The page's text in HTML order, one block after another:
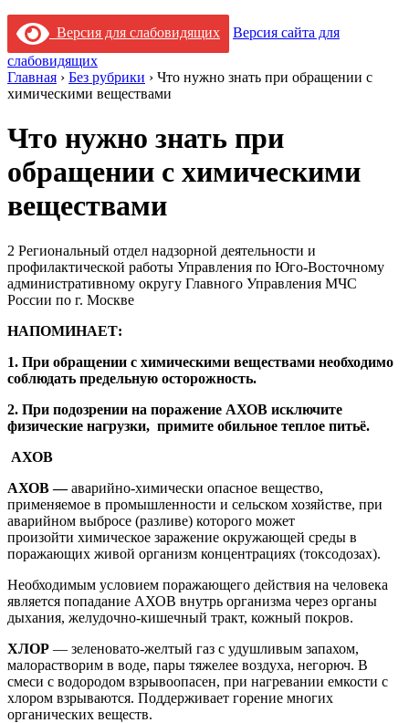
Версия для слабовидящих
Версия сайта для
слабовидящих
Главная › Без рубрики › Что нужно знать при обращении с
химическими веществами
Что нужно знать при
обращении с химическими
веществами
2 Региональный отдел надзорной деятельности и
профилактической работы Управления по Юго-Восточному
административному округу Главного Управления МЧС
России по г. Москве
НАПОМИНАЕТ:
1. При обращении с химическими веществами необходимо
соблюдать предельную осторожность.
2. При подозрении на поражение АХОВ исключите
физические нагрузки, примите обильное теплое питьё.
АХОВ
АХОВ —аварийно-химически опасное вещество,
применяемое в промышленности и сельском хозяйстве, при
аварийном выбросе (разливе) которого может
произойти химическое заражение окружающей среды в
поражающих живой организм концентрациях (токсодозах).
Необходимым условием поражающего действия на человека
является попадание АХОВ внутрь организма через органы
дыхания, желудочно-кишечный тракт, кожный покров.
ХЛОР — зеленовато-желтый газ с удушливым запахом,
малорастворим в воде, пары тяжелее воздуха, негорюч. В
смеси с водородом взрывоопасен, при нагревании емкости с
хлором взрываются. Поддерживает горение многих
органических веществ.